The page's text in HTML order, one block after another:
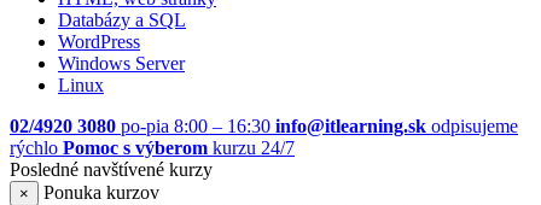
Databázy a SQL
WordPress
Windows Server
Linux
02/4920 3080 po-pia 8:00 – 16:30 info@itlearning.sk odpisujeme
rýchlo Pomoc s výberom kurzu 24/7
Posledné navštívené kurzy
×
Ponuka kurzov